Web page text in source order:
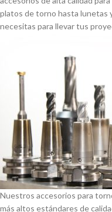
platos de torno hasta lunetas
necesitas para llevar tus
Nuestros accesorios para
más altos estándares de